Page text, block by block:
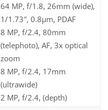
64 MP, f/1.8, 26mm (wide),
1/1.73″, 0.8µm, PDAF
8 MP, f/2.4, 80mm
(telephoto), AF, 3x optical
zoom
8 MP, f/2.4, 17mm
(ultrawide)
2 MP, f/2.4, (depth)